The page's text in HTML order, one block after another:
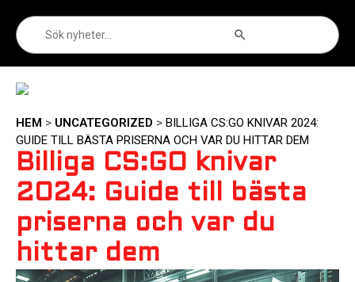
efter:
HEM > UNCATEGORIZED > BILLIGA CS:GO KNIVAR 2024:
GUIDE TILL BÄSTA PRISERNA OCH VAR DU HITTAR DEM
Billiga CS:GO knivar
2024: Guide till bästa
priserna och var du
hittar dem